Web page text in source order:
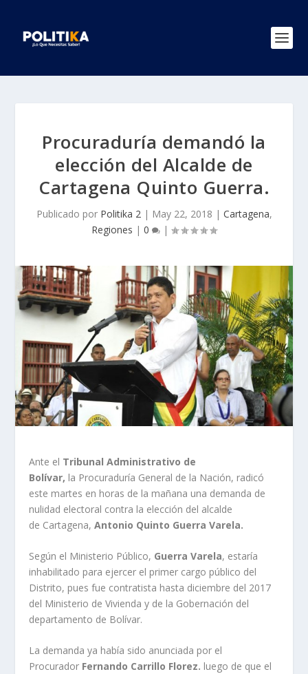
Procuraduría demandó la
elección del Alcalde de
Cartagena Quinto Guerra.
Publicado por Politika 2| May 22, 2018 | Cartagena,
Regiones | 0 |
Ante el Tribunal Administrativo de
Bolívar, la Procuraduría General de la Nación, radicó
este martes en horas de la mañana una demanda de
nulidad electoral contra la elección del alcalde
de Cartagena,Antonio Quinto Guerra Varela.
Según el Ministerio Público, Guerra Varela, estaría
inhabilitado para ejercer el primer cargo público del
Distrito, pues fue contratista hasta diciembre del 2017
del Ministerio de Vivienda y de la Gobernación del
departamento de Bolívar.
La demanda ya había sido anunciada por el
Procurador Fernando Carrillo Florez. luego de que el